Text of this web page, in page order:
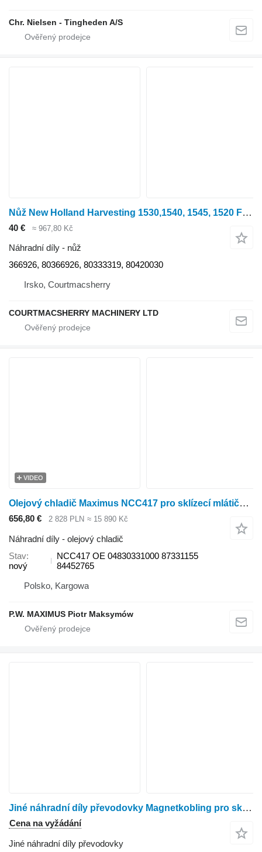
Chr. Nielsen - Tingheden A/S
Nůž New Holland Harvesting 1530,1540, 1545, 1520 Finger Kit 10 366926, 80366926 pro kombajnu
40 € ≈ 967,80 Kč
Náhradní díly - nůž
366926, 80366926, 80333319, 80420030
Irsko, Courtmacsherry
COURTMACSHERRY MACHINERY LTD
VIDEO
Olejový chladič Maximus NCC417 pro sklízecí mlátičku New Holland CL6060
656,80 € 2 828 PLN ≈ 15 890 Kč
Náhradní díly - olejový chladič
Stav
nový
NCC417 OE 04830331000 87331155
84452765
Polsko, Kargowa
P.W. MAXIMUS Piotr Maksymów
Jiné náhradní díly převodovky Magnetkobling pro sklízecí mlátičku New Holland 8080
Cena na vyžádání
Jiné náhradní díly převodovky